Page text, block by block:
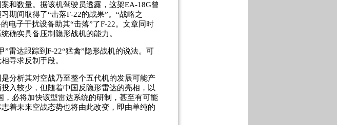
和数量。据该机驾驶员透露，这架EA-18G曾
期间取得了“击落F-22的战果”。“战略之
电子干扰设备助其“击落”了F-22。文章同时
确实具备压制隐形战机的能力。
达跟踪到F-22“猛禽”隐形战机的说法。可
寻求反制手段。
析其对空战乃至整个五代机的发展可能产
入较少，但随着中国反隐形雷达的亮相，以
，必将加快该型雷达系统的研制，甚至有可能
着未来空战态势也将由此改变，即由单纯的